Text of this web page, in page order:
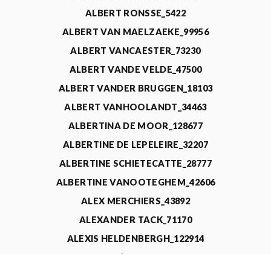
ALBERT RONSSE_5422
ALBERT VAN MAELZAEKE_99956
ALBERT VANCAESTER_73230
ALBERT VANDE VELDE_47500
ALBERT VANDER BRUGGEN_18103
ALBERT VANHOOLANDT_34463
ALBERTINA DE MOOR_128677
ALBERTINE DE LEPELEIRE_32207
ALBERTINE SCHIETECATTE_28777
ALBERTINE VANOOTEGHEM_42606
ALEX MERCHIERS_43892
ALEXANDER TACK_71170
ALEXIS HELDENBERGH_122914